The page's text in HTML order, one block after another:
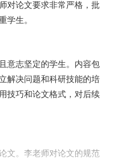
对论文要求非常严格，批
学生。
意志坚定的学生。内容包
解决问题和科研技能的培
技巧和论文格式，对后续
文。李老师对论文的规范